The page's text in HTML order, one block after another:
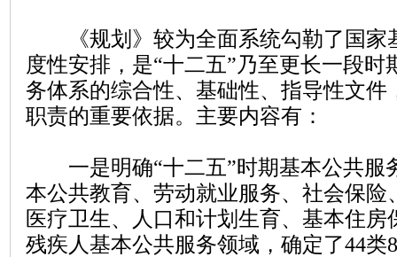
《规划》较为全面系统勾勒了国家
度性安排，是“十二五”乃至更长一段时
务体系的综合性、基础性、指导性文件
职责的重要依据。主要内容有：
一是明确“十二五”时期基本公共服
本公共教育、劳动就业服务、社会保险
医疗卫生、人口和计划生育、基本住
残疾人基本公共服务领域，确定了44类